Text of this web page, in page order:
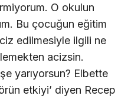
O okulun
Bu çocuğun eğitim
edilmesiyle ilgili ne
acizsin.
yarıyorsun? Elbette
etkiyi’ diyen Recep